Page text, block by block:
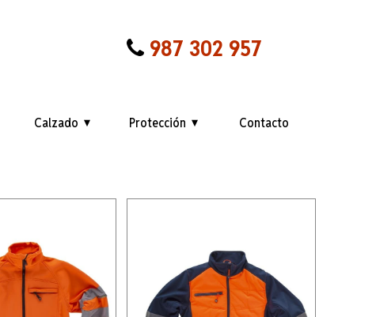
987 302 957
Calzado Protección Contacto